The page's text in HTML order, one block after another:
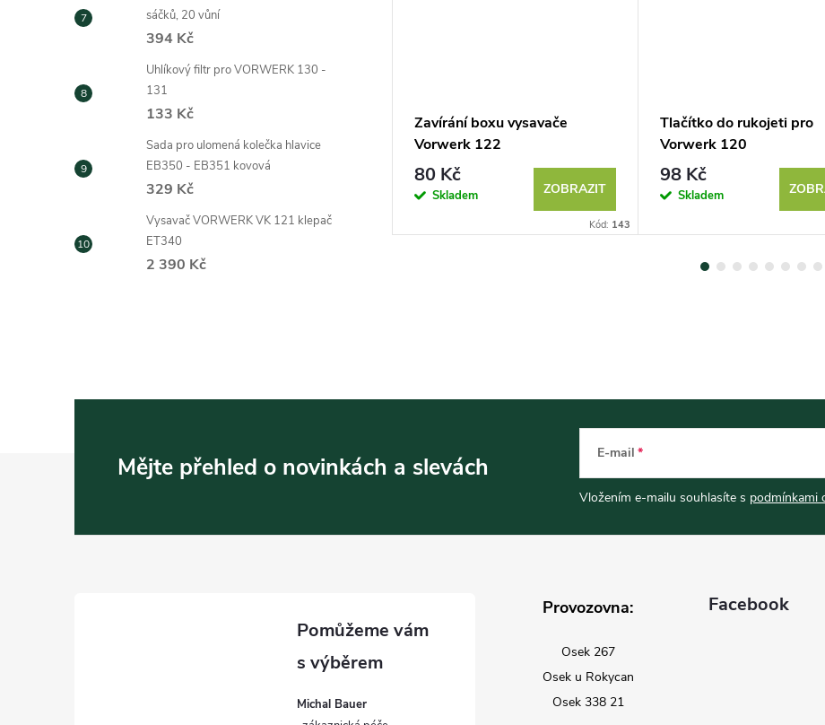
sáčků, 20 vůní
394 Kč
Uhlíkový filtr pro VORWERK 130 -
131
133 Kč
Sada pro ulomená kolečka hlavice
EB350 - EB351 kovová
329 Kč
Vysavač VORWERK VK 121 klepač
ET340
2 390 Kč
Zpětná záklopka vysavače
Vorwerk 118 - 120
40 Kč
Skladem
Zavírání boxu vysavače
Vorwerk 122
80 Kč
Skladem ZOBRAZIT
Kód: 143
Tlačítko do rukojeti pro
Vorwerk 120
98 Kč
Skladem
Mějte přehled o novinkách a slevách E-mail
Vložením e-mailu souhlasíte s podmínkami
Michal Bauer
Provozovna:
Osek 267
Osek u Rokycan
Osek 338 21
Facebook